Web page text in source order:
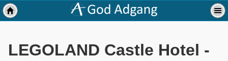
LEGOLAND Castle Hotel -